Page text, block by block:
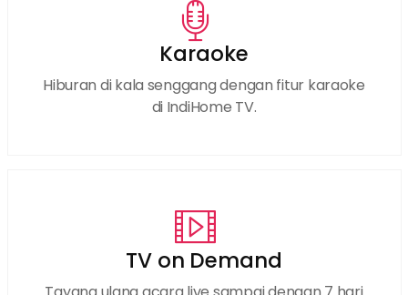
Karaoke
Hiburan di kala senggang dengan fitur karaoke
di IndiHome TV.
TV on Demand